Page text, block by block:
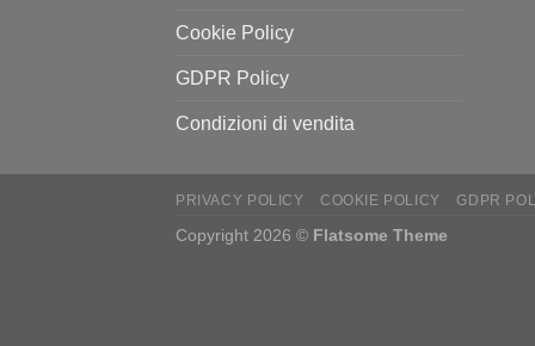
Cookie Policy
GDPR Policy
Condizioni di vendita
PRIVACY POLICY COOKIE POLICY GDPR
Copyright 2026 © Flatsome Theme